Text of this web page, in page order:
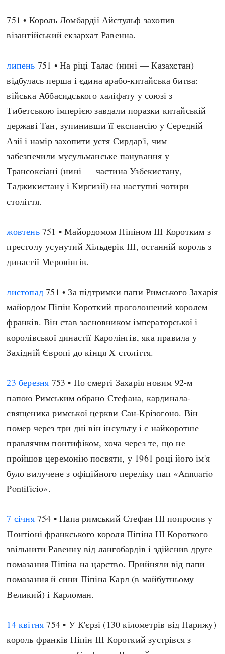
751 • Король Ломбардії Айстульф захопив
візантійський екзархат Равенна.
липень 751 • На ріці Талас (нині — Казахстан)
відбулась перша і єдина арабо-китайська битва:
війська Аббасидського халіфату у союзі з
Тибетською імперією завдали поразки китайській
державі Тан, зупинивши її експансію у Середній
Азії і намір захопити устя Сирдар'ї, чим
забезпечили мусульманське панування у
Трансоксіані (нині — частина Узбекистану,
Таджикистану і Киргизії) на наступні чотири
століття.
жовтень751 • Майордомом Піпіном III Коротким з
престолу усунутий Хільдерік III, останній король з
династії Меровінгів.
листопад 751 • За підтримки папи Римського Захарія
майордом Піпін Короткий проголошений королем
франків. Він став засновником імператорської і
королівської династії Каролінгів, яка правила у
Західній Європі до кінця X століття.
23 березня 753 • По смерті Захарія новим 92-м
папою Римським обрано Стефана, кардинала-
священика римської церкви Сан-Крізогоно. Він
помер через три дні він інсульту і є найкоротше
правлячим понтифіком, хоча через те, що не
пройшов церемонію посвяти, у 1961 році його ім'я
було вилучене з офіційного переліку пап «Annuario
Pontificio».
7 січня754 • Папа римський Стефан III попросив у
Понтіоні франкського короля Піпіна III Короткого
звільнити Равенну від лангобардів і здійснив друге
помазання Піпіна на царство. Прийняли від папи
помазання й сини ПіпінаКарл (в майбутньому
Великий) і Карломан.
14 квітня 754 • У К'єрзі (130 кілометрів від Парижу)
король франків Піпін III Короткий зустрівся з